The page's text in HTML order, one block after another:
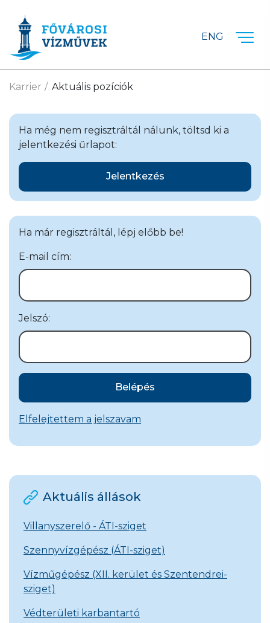
ENG
Karrier Aktuális pozíciók
Ha még nem regisztráltál nálunk, töltsd ki a
jelentkezési űrlapot:
Jelentkezés
Ha már regisztráltál, lépj előbb be!
E-mail cím:
Jelszó:
Belépés
Elfelejtettem a jelszavam
Aktuális állások
Villanyszerelő - ÁTI-sziget
Szennyvízgépész (ÁTI-sziget)
Vízműgépész (XII. kerület és Szentendrei-
sziget)
Védterületi karbantartó